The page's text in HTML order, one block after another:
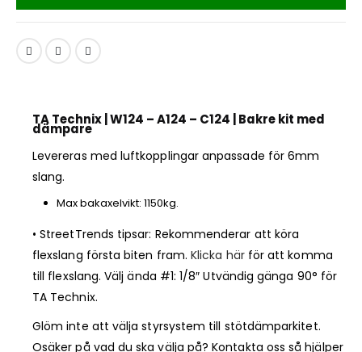
TA Technix | W124 – A124 – C124 | Bakre kit med
dämpare
Levereras med luftkopplingar anpassade för 6mm
slang.
Max bakaxelvikt: 1150kg.
• StreetTrends tipsar: Rekommenderar att köra
flexslang första biten fram.Klicka härför att komma
till flexslang. Välj ända #1: 1/8″ Utvändig gänga 90° för
TA Technix.
Glöm inte att välja styrsystem till stötdämparkitet.
Osäker på vad du ska välja på? Kontakta oss så hjälper